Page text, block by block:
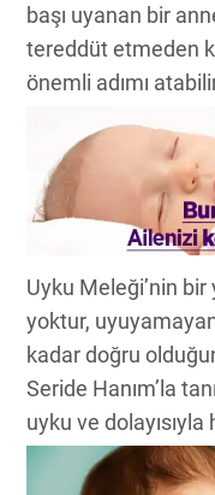
başı uyanan bir
tereddüt etmeden
önemli adımı
Uyku Meleği’nin bir
yoktur,
kadar doğru
Seride Hanım’la
uyku ve